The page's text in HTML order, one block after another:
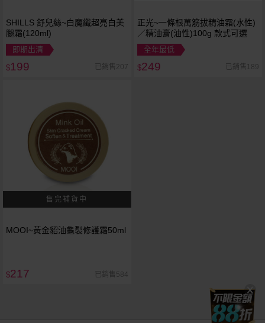
SHILLS 舒兒絲~白魔纖超亮白美
腿霜(120ml)
即期出清
$199 已銷售207
正光~一條根萬筋拔精油霜(水性)
／精油膏(油性)100g 款式可選
全年最低
$249 已銷售189
MOOI~黃金貂油龜裂修護霜50ml
$217 已銷售584